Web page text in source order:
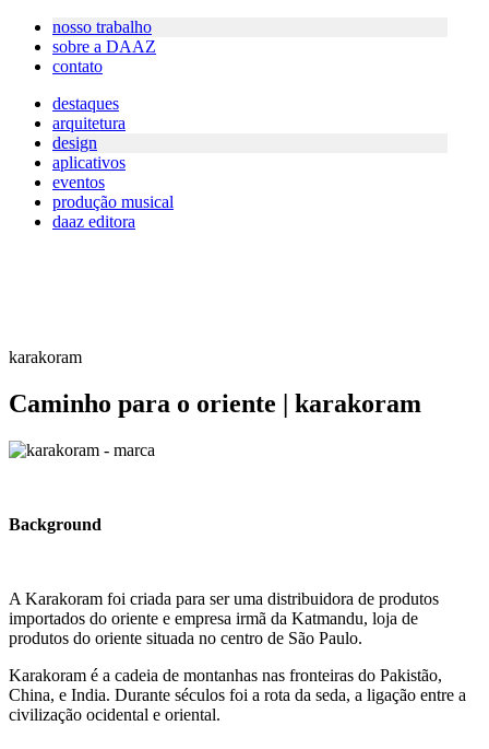
nosso trabalho
sobre a DAAZ
contato
destaques
arquitetura
design
aplicativos
eventos
produção musical
daaz editora
karakoram
Caminho para o oriente | karakoram
Background
A Karakoram foi criada para ser uma distribuidora de produtos
importados do oriente e empresa irmã da Katmandu, loja de
produtos do oriente situada no centro de São Paulo.
Karakoram é a cadeia de montanhas nas fronteiras do Pakistão,
China, e India. Durante séculos foi a rota da seda, a ligação entre a
civilização ocidental e oriental.